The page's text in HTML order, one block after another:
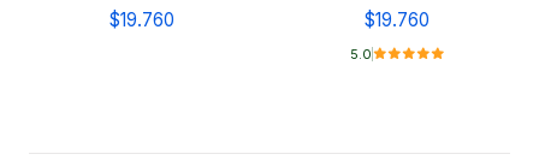
$19.760 $19.760
5.0